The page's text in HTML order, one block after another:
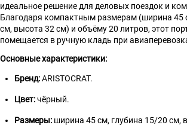
идеальное решение для деловых поездок и
Благодаря компактным размерам (ширина 45
см, высота 32 см) и объёму 20 литров, этот
помещается в ручную кладь при
Основные характеристики:
Бренд:ARISTOCRAT.
Цвет:чёрный.
Размеры: ширина 45 см, глубина 15/20 см,